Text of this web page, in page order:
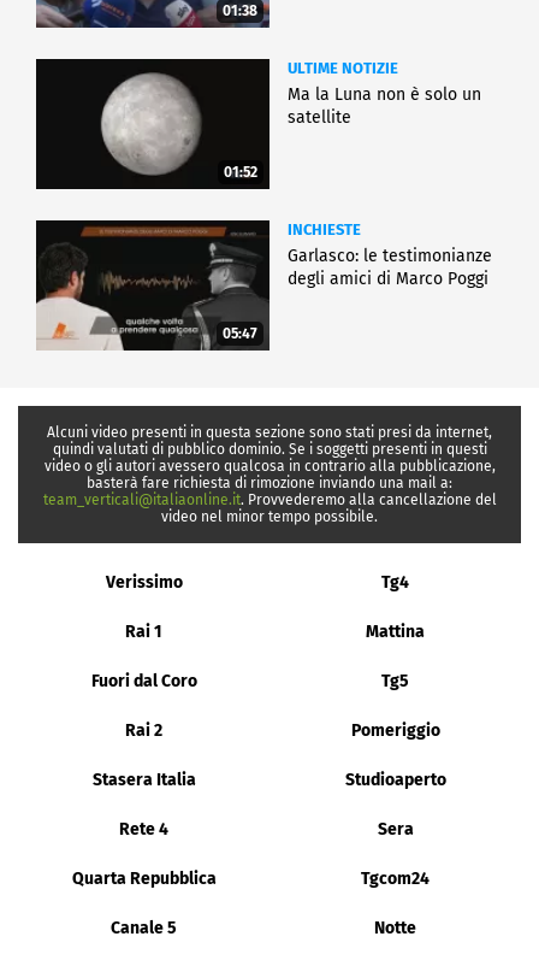
01:38
01:52
ULTIME NOTIZIE
Ma la Luna non è solo un
satellite
05:47
INCHIESTE
Garlasco: le testimonianze
degli amici di Marco Poggi
Alcuni video presenti in questa sezione sono stati presi da internet,
quindi valutati di pubblico dominio. Se i soggetti presenti in questi
video o gli autori avessero qualcosa in contrario alla pubblicazione,
basterà fare richiesta di rimozione inviando una mail a:
team_verticali@italiaonline.it. Provvederemo alla cancellazione del
video nel minor tempo possibile.
Verissimo Tg4
Rai 1 Mattina
Fuori dal Coro Tg5
Rai 2 Pomeriggio
Stasera Italia Studioaperto
Rete 4 Sera
Quarta Repubblica Tgcom24
Canale 5 Notte